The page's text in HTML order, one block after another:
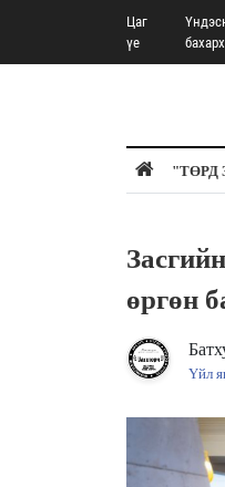
Цаг
үе
"ТӨРД
өргөн
Үйл